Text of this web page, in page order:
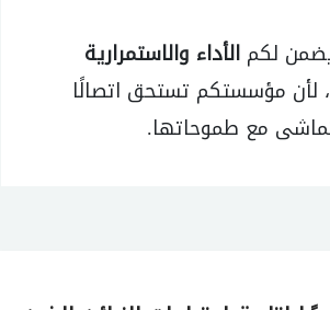
الأداء والاستمرارية
، لأن مؤسستكم تستحق اتصالًا
مع طموحاتها.